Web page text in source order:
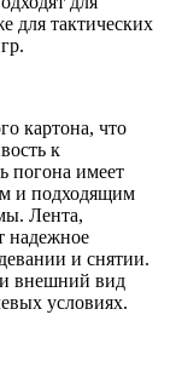
для тактических
картона, что
к
погона имеет
и подходящим
Лента,
надежное
и снятии.
внешний вид
условиях.